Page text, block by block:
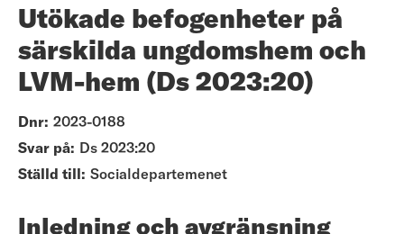
Utökade befogenheter på
särskilda ungdomshem och
LVM-hem (Ds 2023:20)
Dnr: 2023-0188
Svar på: Ds 2023:20
Ställd till: Socialdepartemenet
Inledning och avgränsning